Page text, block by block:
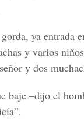
ya entrada
y varios
y dos
baje –dijo el